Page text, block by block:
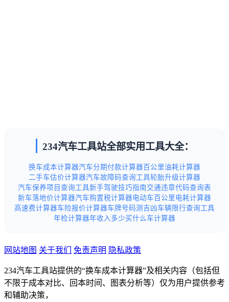
234汽车工具站全部实用工具大全：
换车成本计算器汽车分期付款计算器百公里油耗计算器
二手车估价计算器汽车故障码查询工具轮胎升级计算器
汽车保养项目查询工具新手驾驶技巧指南交通违章代码查询表
新车落地价计算器汽车购置税计算器电动车百公里电耗计算器
高速费计算器车险报价计算器车牌号码测吉凶车辆限行查询工具
年检计算器年收入多少买什么车计算器
网站地图 关于我们 免责声明 隐私政策
234汽车工具站提供的“换车成本计算器”及相关内容（包括但
不限于成本对比、回本时间、图表分析等）仅为用户提供参考
和辅助决策，